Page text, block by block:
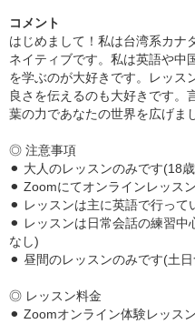
コメント
はじめまして！私は台湾系カナ
ネイティブです。私は英語や中
を学ぶのが大好きです。レッス
良さを伝えるのも大好きです。
葉の力であなたの世界を広げま
◎ 注意事項
⚫︎ 大人のレッスンのみです(18
⚫︎ Zoomにてオンラインレッス
⚫︎ レッスンは主に英語で行って
⚫︎ レッスンは日常会話の練習
なし)
⚫︎ 昼間のレッスンのみです(土
◎ レッスン料金
⚫︎ Zoomオンライン体験レッス